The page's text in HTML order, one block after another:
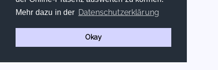
Mehr dazu in der Datenschutzerklärung
Okay